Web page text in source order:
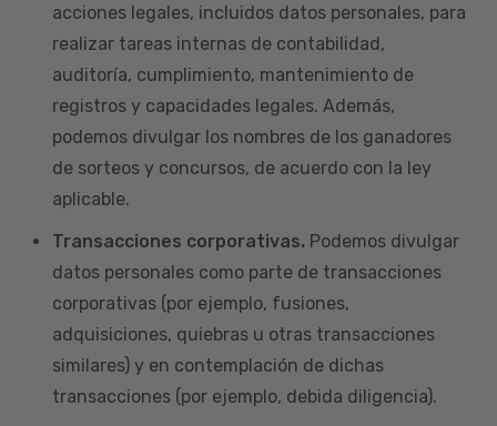
acciones legales, incluidos datos personales, para
realizar tareas internas de contabilidad,
auditoría, cumplimiento, mantenimiento de
registros y capacidades legales. Además,
podemos divulgar los nombres de los ganadores
de sorteos y concursos, de acuerdo con la ley
aplicable.
Transacciones corporativas. Podemos divulgar
datos personales como parte de transacciones
corporativas (por ejemplo, fusiones,
adquisiciones, quiebras u otras transacciones
similares) y en contemplación de dichas
transacciones (por ejemplo, debida diligencia).